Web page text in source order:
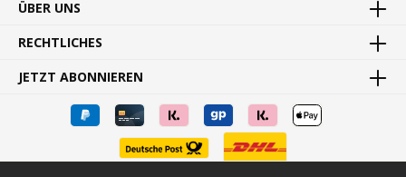
ÜBER UNS
RECHTLICHES
JETZT ABONNIEREN